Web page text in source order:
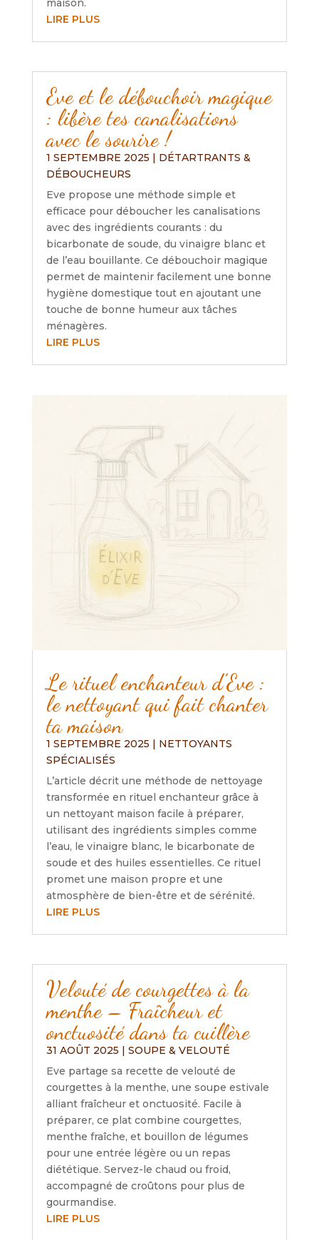
maison.
LIRE PLUS
Eve et le débouchoir magique
: libère tes canalisations
avec le sourire !
1 SEPTEMBRE 2025
DÉTARTRANTS &
DÉBOUCHEURS
Eve propose une méthode simple et
efficace pour déboucher les canalisations
avec des ingrédients courants : du
bicarbonate de soude, du vinaigre blanc et
de l’eau bouillante. Ce débouchoir magique
permet de maintenir facilement une bonne
hygiène domestique tout en ajoutant une
touche de bonne humeur aux tâches
ménagères.
LIRE PLUS
Le rituel enchanteur d’Eve :
le nettoyant qui fait chanter
ta maison
1 SEPTEMBRE 2025 | NETTOYANTS
SPÉCIALISÉS
L’article décrit une méthode de nettoyage
transformée en rituel enchanteur grâce à
un nettoyant maison facile à préparer,
utilisant des ingrédients simples comme
l’eau, le vinaigre blanc, le bicarbonate de
soude et des huiles essentielles. Ce rituel
promet une maison propre et une
atmosphère de bien-être et de sérénité.
LIRE PLUS
Velouté de courgettes à la
menthe – Fraîcheur et
onctuosité dans ta cuillère
31 AOÛT 2025 | SOUPE & VELOUTÉ
Eve partage sa recette de velouté de
courgettes à la menthe, une soupe estivale
alliant fraîcheur et onctuosité. Facile à
préparer, ce plat combine courgettes,
menthe fraîche, et bouillon de légumes
pour une entrée légère ou un repas
diététique. Servez-le chaud ou froid,
accompagné de croûtons pour plus de
gourmandise.
LIRE PLUS